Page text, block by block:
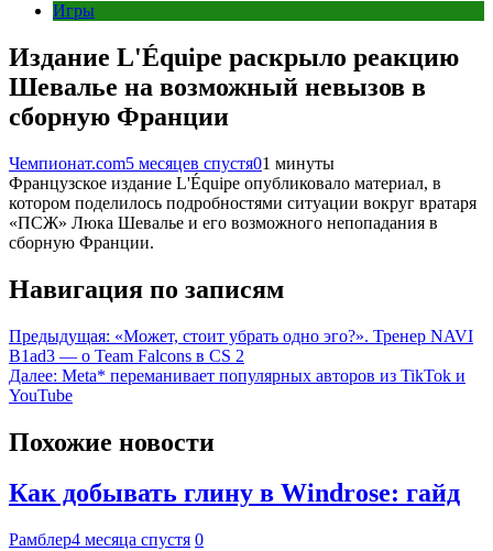
Игры
Издание L'Équipe раскрыло реакцию
Шевалье на возможный невызов в
сборную Франции
Чемпионат.com5 месяцев спустя01 минуты
Французское издание L'Équipe опубликовало материал, в
котором поделилось подробностями ситуации вокруг вратаря
«ПСЖ» Люка Шевалье и его возможного непопадания в
сборную Франции.
Навигация по записям
Предыдущая: «Может, стоит убрать одно эго?». Тренер NAVI
B1ad3 — о Team Falcons в CS 2
Далее: Meta* переманивает популярных авторов из TikTok и
YouTube
Похожие новости
Как добывать глину в Windrose: гайд
Рамблер4 месяца спустя 0